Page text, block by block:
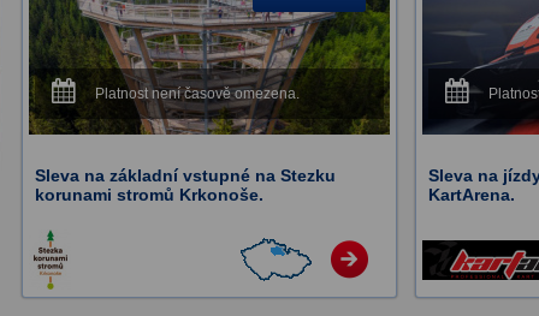
Platnost není časově omezena.
Sleva na základní vstupné na Stezku
korunami stromů Krkonoše.
Sleva na
KartArena.